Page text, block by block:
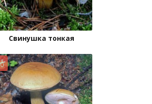
Свинушка тонкая